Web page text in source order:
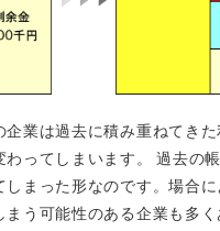
企業は過去に積み重ねてき
ってしまいます。 過去の
まった形なのです。場合に
まう可能性のある企業も多く